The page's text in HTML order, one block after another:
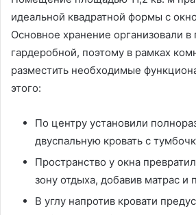
идеальной квадратной формы с
Основное хранение организовали
гардеробной, поэтому в рамках
разместить необходимые
этого:
По центру установили
двуспальную кровать с
Пространство у окна
зону отдыха, добавив матрас и
В углу напротив кровати